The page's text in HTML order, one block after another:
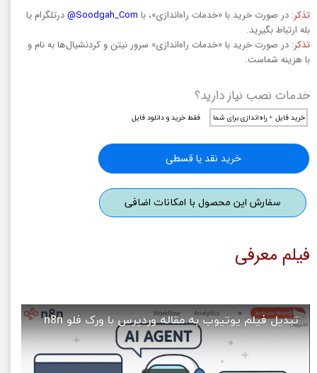
تذکر: در صورت خرید با «خدمات راه‌اندازی»، با Soodgah_Com@
درتلگرام یا
بله ارتباط بگیرید.
تذکر: در صورت خرید با «خدمات راه‌اندازی» سرور نیتن و کردنشیال‌ها به نام و
با هزینه شماست.
خدمات نصب نیاز دارید؟
خرید فایل + راه‌اندازی برای شما فقط خرید و دانلود فایل
خرید نقد یا قسطی
سفارش این محصول با امکانات اضافی
فیلم معرفی